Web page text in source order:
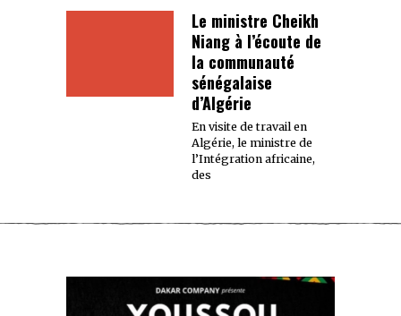
Le ministre Cheikh
Niang à l’écoute de
la communauté
sénégalaise
d’Algérie
En visite de travail en
Algérie, le ministre de
l’Intégration africaine,
des